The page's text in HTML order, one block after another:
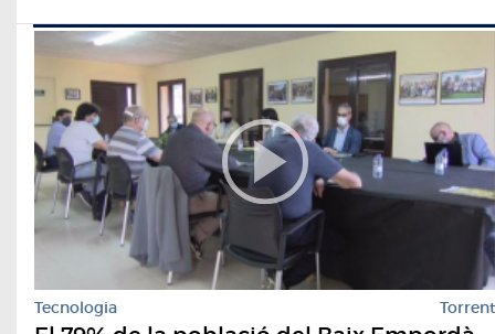
Tecnologia Torrent